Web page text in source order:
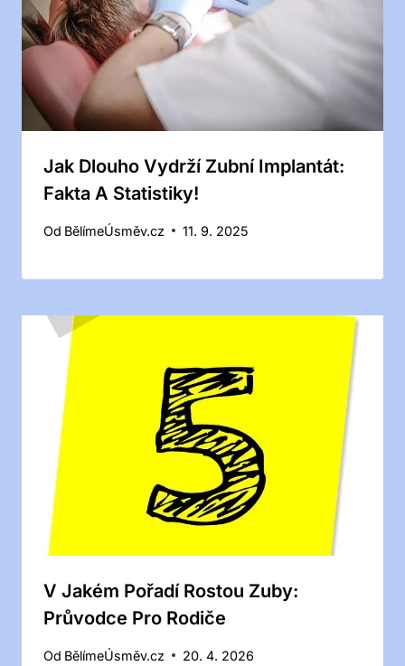
Jak Dlouho Vydrží Zubní Implantát:
Fakta A Statistiky!
Od BělímeÚsměv.cz 11. 9. 2025
V Jakém Pořadí Rostou Zuby:
Průvodce Pro Rodiče
Od BělímeÚsměv.cz 20. 4. 2026